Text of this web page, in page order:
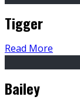
Tigger
Read More
Bailey